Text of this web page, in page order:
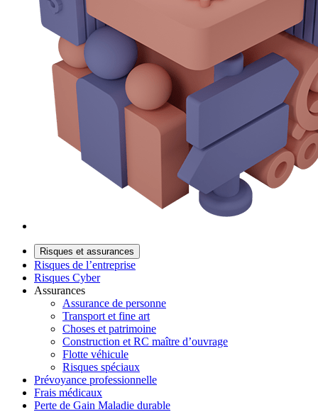
Risques et assurances
Risques de l’entreprise
Risques Cyber
Assurances
Assurance de personne
Transport et fine art
Choses et patrimoine
Construction et RC maître d’ouvrage
Flotte véhicule
Risques spéciaux
Prévoyance professionnelle
Frais médicaux
Perte de Gain Maladie durable